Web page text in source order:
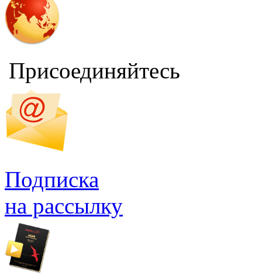
Присоединяйтесь
Подписка
на рассылку